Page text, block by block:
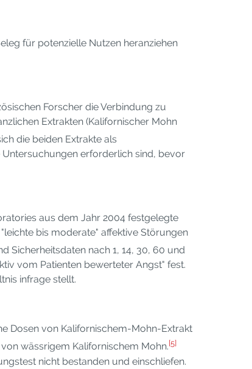
für potenzielle Nutzen heranziehen
Forscher die Verbindung zu
Extrakten (Kalifornischer Mohn
die beiden Extrakte als
erforderlich sind, bevor
aus dem Jahr 2004 festgelegte
bis moderate" affektive Störungen
Sicherheitsdaten nach 1, 14, 30, 60 und
vom Patienten bewerteter Angst" fest.
infrage stellt.
Dosen von Kalifornischem-Mohn-Extrakt
wässrigem Kalifornischem Mohn.[5]
nicht bestanden und einschliefen.